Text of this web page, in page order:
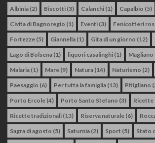
Albinia (2) Biscotti (3) Calanchi (1) Capalbio (5)
Civita di Bagnoregio (1) Eventi (3) Fenicotteri
Fortezze (5) Giannella (1) Gita di un giorno (12)
Lago di Bolsena (1) liquori casalinghi (1) Magliano
Malaria (1) Mare (9) Natura (14) Naturismo (2)
Paesaggio (6) Per tutta la famiglia (13) Pitigliano
Porto Ercole (4) Porto Santo Stefano (3) Ricette
Ricette tradizionali (13) Riserva naturale (6)
Sagra di agosto (5) Saturnia (2) Sport (5) Stato